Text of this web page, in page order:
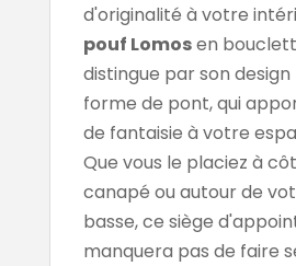
d'originalité à votre
pouf Lomosen
distingue par son design
forme de pont, qui
de fantaisie à votre
Que vous le placiez à
canapé ou autour de
basse, ce siège
manquera pas de faire